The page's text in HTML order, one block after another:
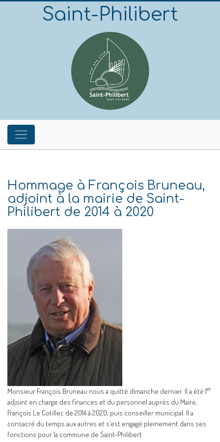
Saint-Philibert
Hommage à François Bruneau,
adjoint à la mairie de Saint-
Philibert de 2014 à 2020
Monsieur François Bruneau nous a quitté dimanche dernier. Il a été 1er
adjoint en charge des finances et du personnel auprès du Maire,
François Le Cotillec de 2014 à 2020, puis conseiller municipal. Il a
consacré du temps aux autres et s’est engagé pleinement dans ses
fonctions pour la commune de Saint-Philibert.